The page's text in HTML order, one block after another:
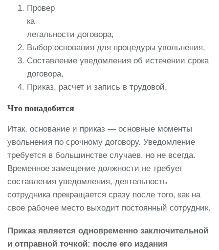
Провер
ка
легальности договора,
Выбор основания для процедуры увольнения,
Составление уведомления об истечении срока
договора,
Приказ, расчет и запись в трудовой.
Что понадобится
Итак, основание и приказ — основные моменты
увольнения по срочному договору. Уведомление
требуется в большинстве случаев, но не всегда.
Временное замещение должности не требует
составления уведомления, деятельность
сотрудника прекращается сразу после того, как на
свое рабочее место выходит постоянный сотрудник.
Приказ является одновременно заключительной
и отправной точкой: после его издания